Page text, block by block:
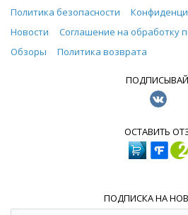
Политика безопасности
Новости
Соглашение на обработку
Обзоры
Политика возврата
ОСТАВИТЬ
ПОДПИСКА НА